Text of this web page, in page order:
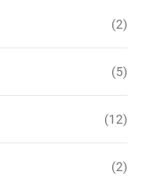
(2)
(5)
(12)
(2)